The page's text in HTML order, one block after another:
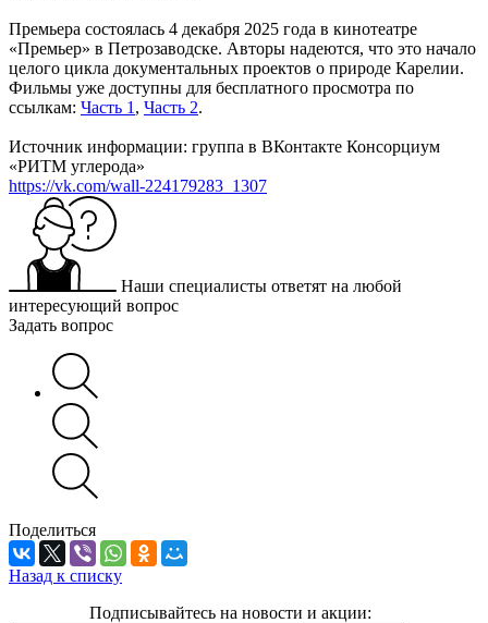
Премьера состоялась 4 декабря 2025 года в кинотеатре
«Премьер» в Петрозаводске. Авторы надеются, что это начало
целого цикла документальных проектов о природе Карелии.
Фильмы уже доступны для бесплатного просмотра по
ссылкам: Часть 1 , Часть 2.
Источник информации: группа в ВКонтакте Консорциум
«РИТМ углерода»
https://vk.com/wall-224179283_1307
Наши специалисты ответят на любой
интересующий вопрос
Задать вопрос
Поделиться
Назад к списку
Подписывайтесь на новости и акции: